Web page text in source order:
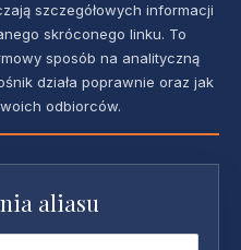
szczegółowych informacji
skróconego linku. To
sposób na analityczną
działa poprawnie oraz jak
odbiorców.
aliasu